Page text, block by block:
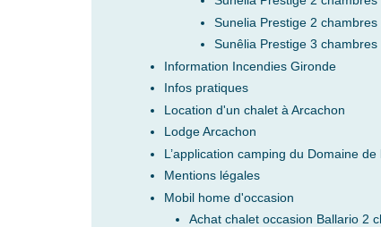
Sunelia Prestige 2
Sunêlia Prestige 3 chambres
Information Incendies Gironde
Infos pratiques
Location d'un chalet à Arcachon
Lodge Arcachon
L’application camping du Domaine
Mentions légales
Mobil home d'occasion
Achat chalet occasion Ballario 2